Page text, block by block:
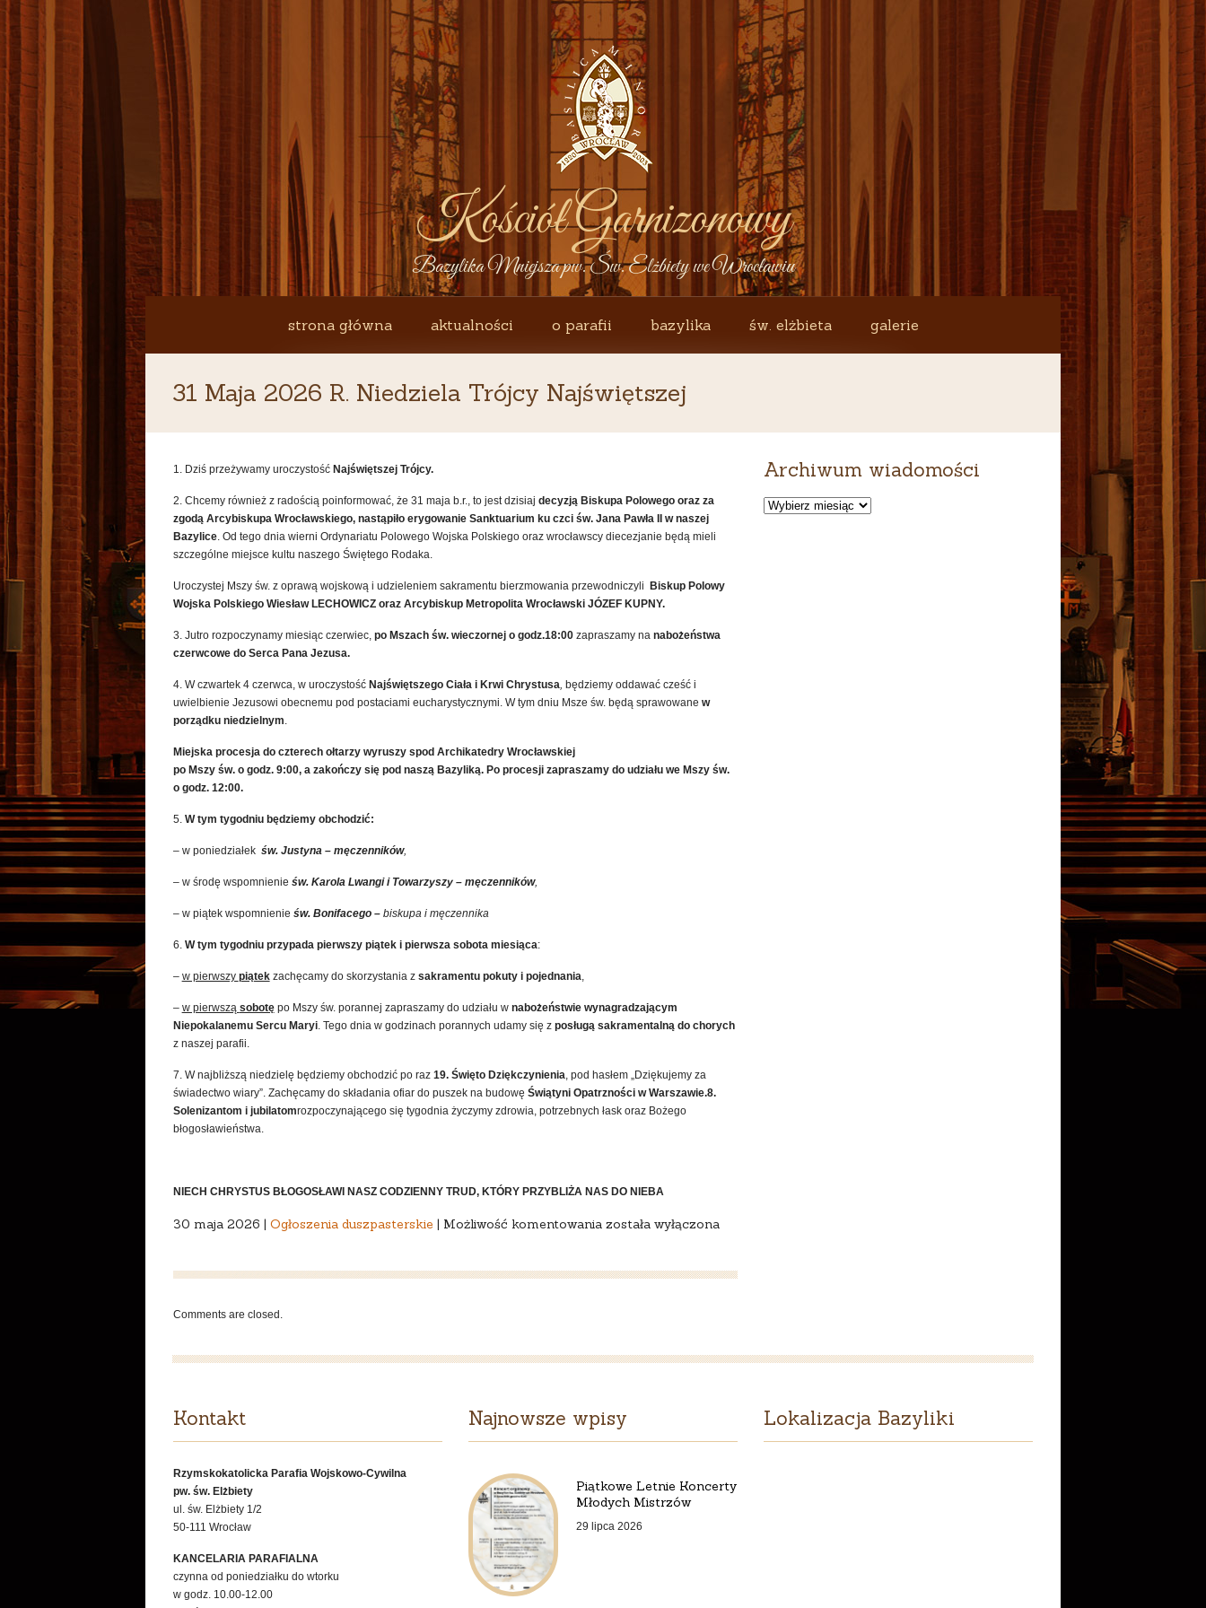
Kościół Garnizonowy
Bazylika Mniejsza pw. Św. Elżbiety we Wrocławiu
strona główna aktualności o parafii bazylika św. elżbieta galerie
31 Maja 2026 R. Niedziela Trójcy Najświętszej
1. Dziś przeżywamy uroczystość Najświętszej Trójcy.
2. Chcemy również z radością poinformować, że 31 maja b.r., to jest dzisiaj decyzją Biskupa Polowego oraz za
zgodą Arcybiskupa Wrocławskiego, nastąpiło erygowanie Sanktuarium ku czci św. Jana Pawła II w naszej
Bazylice. Od tego dnia wierni Ordynariatu Polowego Wojska Polskiego oraz wrocławscy diecezjanie będą mieli
szczególne miejsce kultu naszego Świętego Rodaka.
Uroczystej Mszy św. z oprawą wojskową i udzieleniem sakramentu bierzmowania przewodniczyli Biskup Polowy
Wojska Polskiego Wiesław LECHOWICZ oraz Arcybiskup Metropolita Wrocławski JÓZEF KUPNY.
3. Jutro rozpoczynamy miesiąc czerwiec, po Mszach św. wieczornej o godz.18:00zapraszamy na nabożeństwa
czerwcowe do Serca Pana Jezusa.
4. W czwartek 4 czerwca, w uroczystość Najświętszego Ciała i Krwi Chrystusa będziemy oddawać cześć i
uwielbienie Jezusowi obecnemu pod postaciami eucharystycznymi. W tym dniu Msze św. będą sprawowane w
porządku niedzielnym
Miejska procesja do czterech ołtarzy wyruszy spod Archikatedry Wrocławskiej
po Mszy św. o godz. 9:00, a zakończy się pod naszą Bazyliką. Po procesji zapraszamy do udziału we Mszy św.
o godz. 12:00.
5. W tym tygodniu będziemy obchodzić:
– w poniedziałek św. Justyna – męczenników,
– w środę wspomnienie św. Karola Lwangi i Towarzyszy – męczenników,
– w piątek wspomnienie św. Bonifacego – biskupa i męczennika
6. W tym tygodniu przypada pierwszy piątek i pierwsza sobota miesiąca:
– w pierwszy piątekzachęcamy do skorzystania z sakramentu pokuty i pojednania
– w pierwszą sobotępo Mszy św. porannej zapraszamy do udziału w nabożeństwie wynagradzającym
Niepokalanemu Sercu Maryi. Tego dnia w godzinach porannych udamy się z posługą sakramentalną do chorych
z naszej parafii.
7. W najbliższą niedzielę będziemy obchodzić po raz 19. Święto Dziękczynienia , pod hasłem „Dziękujemy za
świadectwo wiary”. Zachęcamy do składania ofiar do puszek na budowę Świątyni Opatrzności w Warszawie.8.
Solenizantom i jubilatomrozpoczynającego się tygodnia życzymy zdrowia, potrzebnych łask oraz Bożego
błogosławieństwa.
NIECH CHRYSTUS BŁOGOSŁAWI NASZ CODZIENNY TRUD, KTÓRY PRZYBLIŻA NAS DO NIEBA
30 maja 2026 | Ogłoszenia duszpasterskie | Możliwość komentowania 31
r.
została wyłączona
Comments are closed.
Archiwum wiadomości
Archiwum
wiadomości
Kontakt
Rzymskokatolicka Parafia Wojskowo-Cywilna
pw. św. Elżbiety
ul. św. Elżbiety 1/2
50-111 Wrocław
KANCELARIA PARAFIALNA
czynna od poniedziałku do wtorku
w godz. 10.00-12.00
Najnowsze wpisy
Piątkowe Letnie Koncerty
Młodych Mistrzów
29 lipca 2026
Lokalizacja Bazyliki